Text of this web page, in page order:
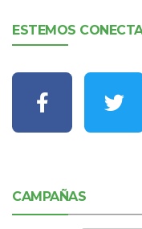
ESTEMOS
CAMPAÑAS